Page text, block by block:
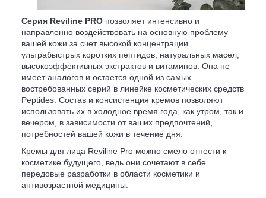
Серия Reviline PRO позволяет интенсивно и
направленно воздействовать на основную проблему
вашей кожи за счет высокой концентрации
ультрабыстрых коротких пептидов, натуральных масел,
высокоэффективных экстрактов и витаминов. Она не
имеет аналогов и остается одной из самых
востребованных серий в линейке косметических средств
Peptides. Состав и консистенция кремов позволяют
использовать их в холодное время года, как утром, так и
вечером, в зависимости от ваших предпочтений,
потребностей вашей кожи в течение дня.
Кремы для лица Reviline Pro можно смело отнести к
косметике будущего, ведь они сочетают в себе
передовые разработки в области косметики и
антивозрастной медицины.